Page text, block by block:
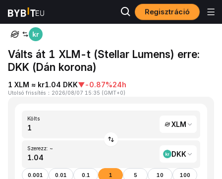
Regisztráció
Kezdőlap XLM to DKK
Válts át 1 XLM-t (Stellar Lumens) erre:
DKK (Dán korona)
1 XLM ≈ kr1.04 DKK▼-0.87%24h
Utolsó frissítés ： 2026/08/07 15:35 (GMT+0)
Költs
XLM
Szerezz: ~
DKK
0.001 0.01 0.1 1 5 10 100